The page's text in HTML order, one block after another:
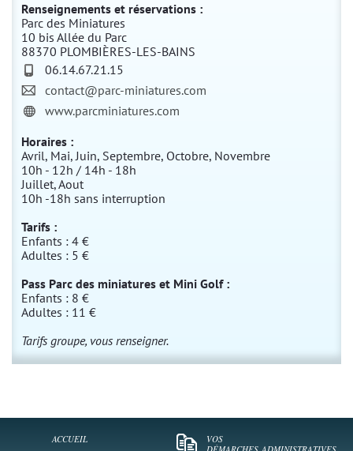
Renseignements et réservations :
Parc des Miniatures
10 bis Allée du Parc
88370 PLOMBIÈRES-LES-BAINS
06.14.67.21.15
contact@parc-miniatures.com
www.parcminiatures.com
Horaires :
Avril, Mai, Juin, Septembre, Octobre, Novembre
10h - 12h / 14h - 18h
Juillet, Aout
10h -18h sans interruption
Tarifs :
Enfants : 4 €
Adultes : 5 €
Pass Parc des miniatures et Mini Golf :
Enfants : 8 €
Adultes : 11 €
Tarifs groupe, vous renseigner.
ACCUEIL
VOS